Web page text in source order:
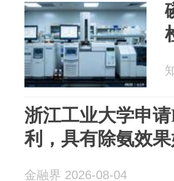
浙江工业大学申
利，具有除氨效
金融界 2026-08-04